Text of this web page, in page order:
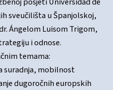
sveučilišta u Španjolskoj,
Ángelom Luisom Trigom,
i odnose.
temama:
suradnja, mobilnost
dugoročnih europskih